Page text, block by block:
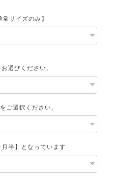
サイズのみ】
選びください。
ご選択ください。
半】となっています